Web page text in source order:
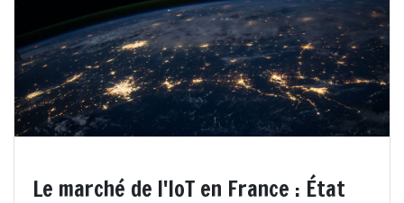
Le marché de l'IoT en France : État